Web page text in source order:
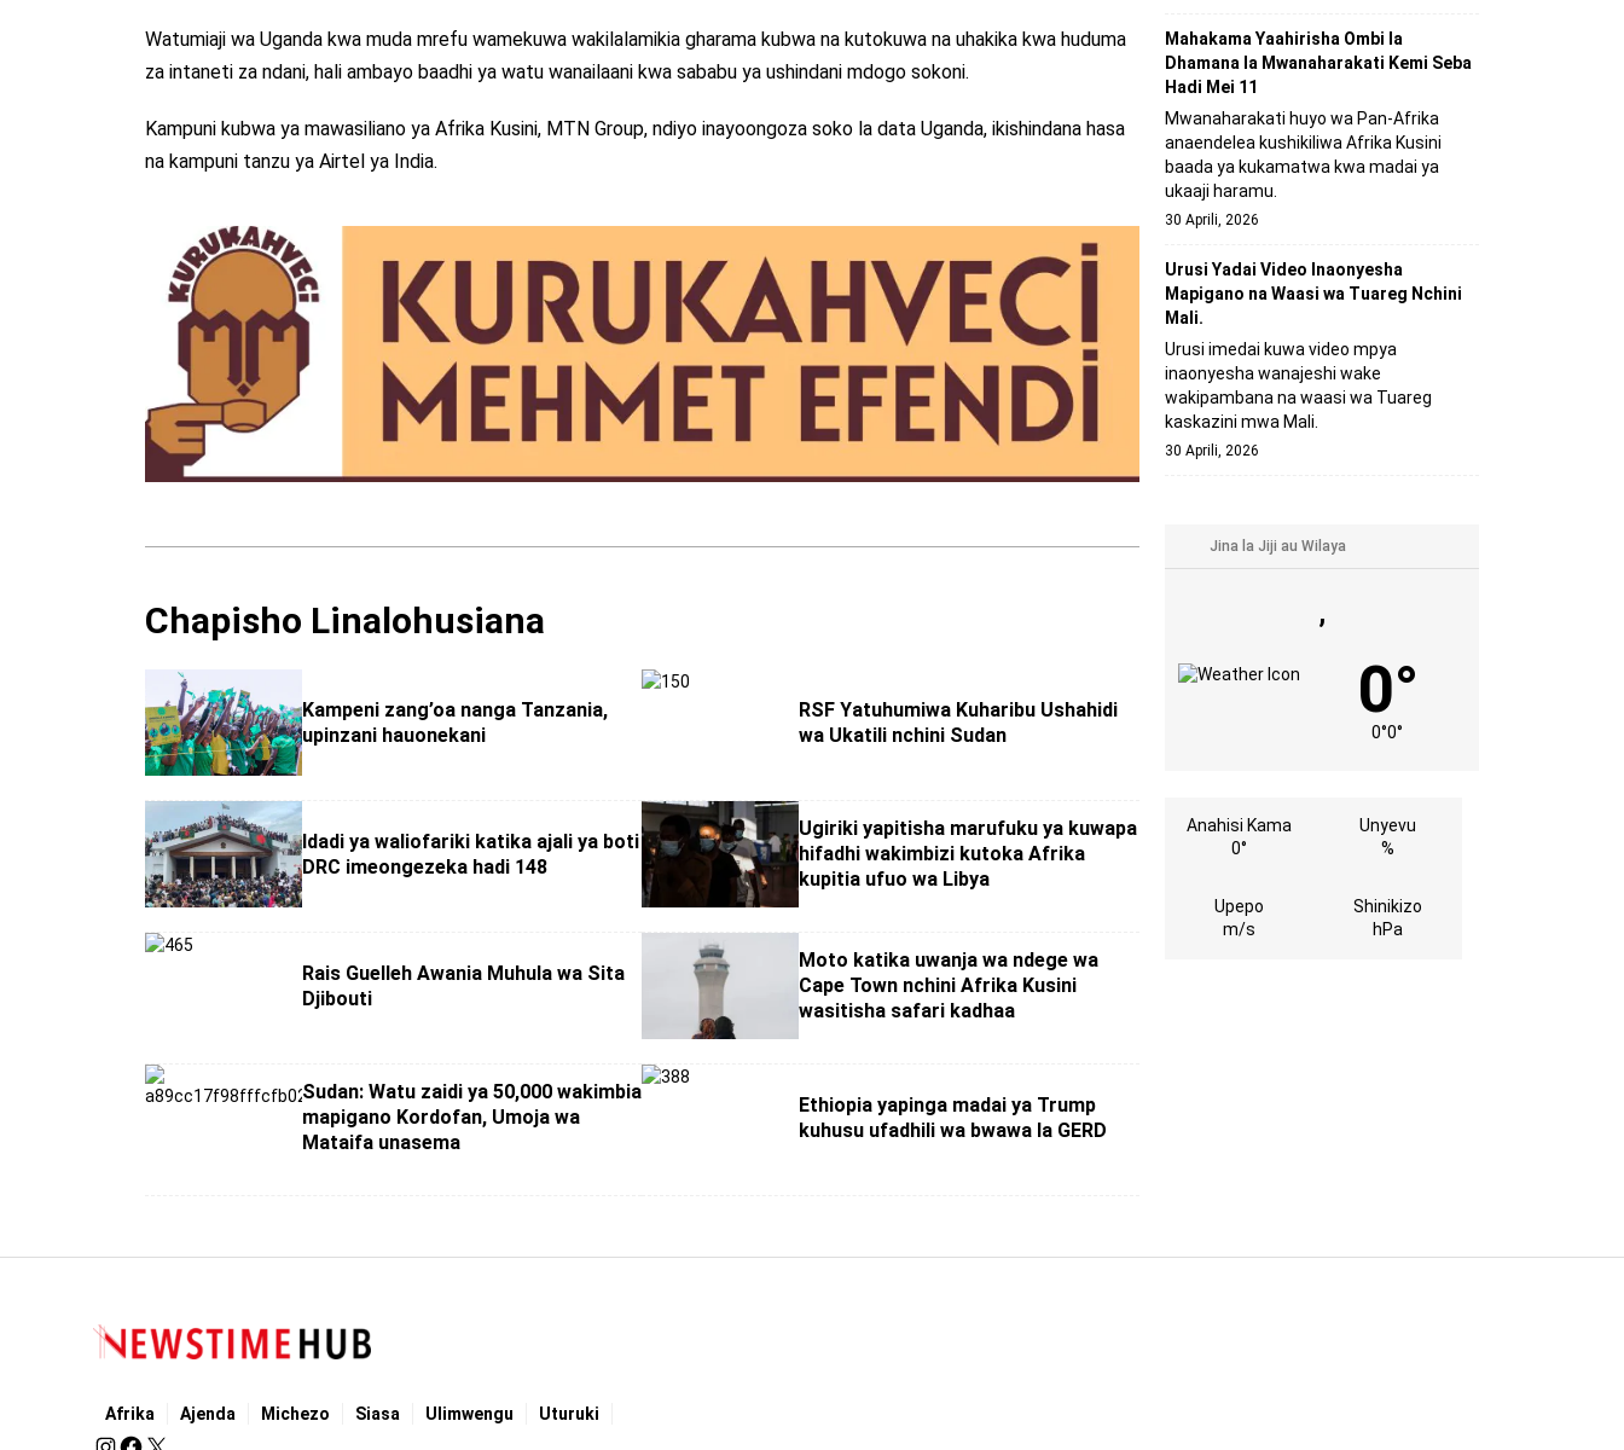
Watumiaji wa Uganda kwa muda mrefu wamekuwa wakilalamikia gharama kubwa na kutokuwa na uhakika kwa huduma
za intaneti za ndani, hali ambayo baadhi ya watu wanailaani kwa sababu ya ushindani mdogo sokoni.
Kampuni kubwa ya mawasiliano ya Afrika Kusini, MTN Group, ndiyo inayoongoza soko la data Uganda, ikishindana hasa
na kampuni tanzu ya Airtel ya India.
Chapisho Linalohusiana
Kampeni zang’oa nanga Tanzania,
upinzani hauonekani
RSF Yatuhumiwa Kuharibu Ushahidi
wa Ukatili nchini Sudan
Idadi ya waliofariki katika ajali ya boti
DRC imeongezeka hadi 148
Ugiriki yapitisha marufuku ya kuwapa
hifadhi wakimbizi kutoka Afrika
kupitia ufuo wa Libya
Rais Guelleh Awania Muhula wa Sita
Djibouti
Moto katika uwanja wa ndege wa
Cape Town nchini Afrika Kusini
wasitisha safari kadhaa
Sudan: Watu zaidi ya 50,000 wakimbia
mapigano Kordofan, Umoja wa
Mataifa unasema
Ethiopia yapinga madai ya Trump
kuhusu ufadhili wa bwawa la GERD
Mahakama Yaahirisha Ombi la
Dhamana la Mwanaharakati Kemi Seba
Hadi Mei 11
Mwanaharakati huyo wa Pan-Afrika
anaendelea kushikiliwa Afrika Kusini
baada ya kukamatwa kwa madai ya
ukaaji haramu.
30 Aprili, 2026
Urusi Yadai Video Inaonyesha
Mapigano na Waasi wa Tuareg Nchini
Mali.
Urusi imedai kuwa video mpya
inaonyesha wanajeshi wake
wakipambana na waasi wa Tuareg
kaskazini mwa Mali.
30 Aprili, 2026
,
0°
0°0°
Anahisi Kama
0°
Unyevu
%
Upepo
m/s
Shinikizo
hPa
Afrika Ajenda Michezo Siasa Ulimwengu Uturuki